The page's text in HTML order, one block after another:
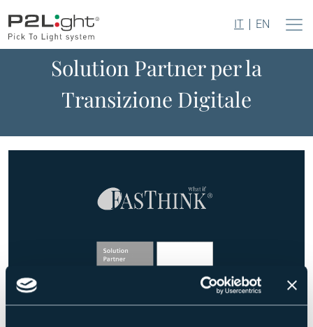
IT EN
FasThink diventa Siemens
Solution Partner per la
Transizione Digitale